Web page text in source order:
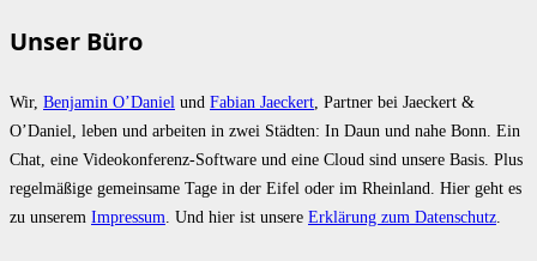
Unser Büro
Wir, Benjamin O’Daniel und Fabian Jaeckert , Partner bei Jaeckert &
O’Daniel, leben und arbeiten in zwei Städten: In Daun und nahe Bonn. Ein
Chat, eine Videokonferenz-Software und eine Cloud sind unsere Basis. Plus
regelmäßige gemeinsame Tage in der Eifel oder im Rheinland. Hier geht es
zu unserem Impressum . Und hier ist unsere Erklärung zum Datenschutz